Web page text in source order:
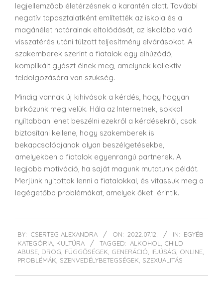
legjellemzőbb életérzésnek a karantén alatt. További
negatív tapasztalatként említették az iskola és a
magánélet határainak eltolódását, az iskolába való
visszatérés utáni túlzott teljesítmény elvárásokat. A
szakemberek szerint a fiatalok egy elhúzódó,
komplikált gyászt élnek meg, amelynek kollektív
feldolgozására van szükség.
Mindig vannak új kihívások a kérdés, hogy hogyan
birkózunk meg velük. Hála az Internetnek, sokkal
nyíltabban lehet beszélni ezekről a kérdésekről, csak
biztosítani kellene, hogy szakemberek is
bekapcsolódjanak olyan beszélgetésekbe,
amelyekben a fiatalok egyenrangú partnerek. A
legjobb motiváció, ha saját magunk mutatunk példát.
Merjünk nyitottak lenni a fiatalokkal, és vitassuk meg a
legégetőbb problémákat, amelyek őket érintik.
07-
12
BY: CSERTEG ALEXANDRA ON: 2022.07.12. IN: EGYÉB
KATEGÓRIA, KULTÚRA TAGGED: ALKOHOL, CHILD
ABUSE, DROG, FÜGGŐSÉGEK, GENERÁCIÓ, IFJÚSÁG, ONLINE,
PROBLÉMÁK, SZENVEDÉLYBETEGSÉGEK, SZEXUALITÁS